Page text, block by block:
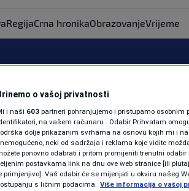
ZDRAVLJE
SHOWBIZ
PODCAST
N1 SPECIJAL
RegijaCrna hronikaObrazovanjeVrijeme
u BiH preko
17:33 | VIJESTI | 0 komentara
izvor Više
o vašoj privatnosti
i naši 603 partneri pohranjujemo i pristupamo
na vašem računaru . Odabir Prihvatam
dolje prikazanim svrhama na osnovu kojih mi i
neki od sadržaja i reklama koje vidite
ponovno odabrati i pritom promijeniti trenutni
postavkama link na dnu ove web stranice [ili
primjenjivo]. Vaš odabir će se mijenjati u okviru našeg
s ličnim podacima. Više informacija o vašoj